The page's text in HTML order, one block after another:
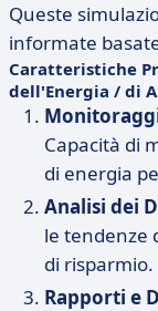
Queste
informate
Caratteristiche
dell'Energia / di
Capacità di
di energia
Analisi dei
le tendenze
di risparmio.
Rapporti e